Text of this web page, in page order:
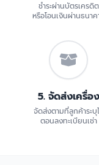
ชำระผ่านบัตรเครดิต
หรือโอนเงินผ่านธนาค
5. จัดส่งเครื่อง
จัดส่งตามที่ลูกค้าระบุ
ตอนลงทะเบียนเช่า